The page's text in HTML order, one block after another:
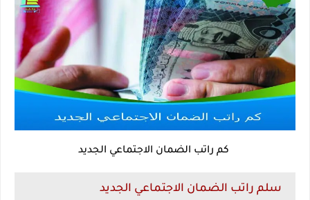
كم راتب الضمان الاجتماعي الجديد
سلم راتب الضمان الاجتماعي الجديد